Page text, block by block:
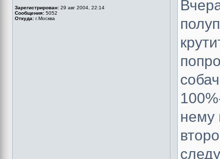
Зарегистрирован: 29 авг 2004, 22:14
Сообщения: 5052
Откуда: г.Москва
нему